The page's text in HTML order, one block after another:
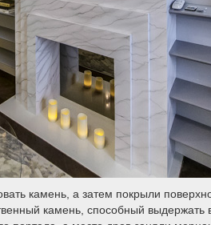
камень, а затем покрыли
камень, способный выдержать